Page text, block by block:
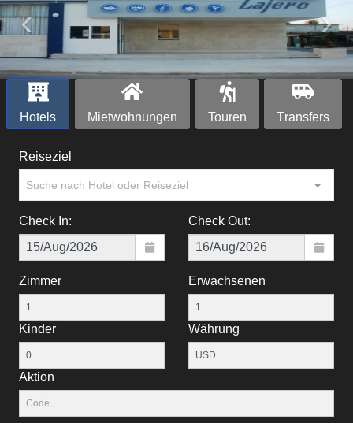
‹ ›
Hotels Mietwohnungen Touren Тransfers
Reiseziel
Suche nach Hotel oder Reiseziel
Check In: Check Out:
Zimmer Erwachsenen
Kinder Währung
Aktion